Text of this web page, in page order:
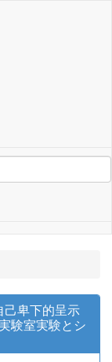
己卑下的呈示
験室実験とシ